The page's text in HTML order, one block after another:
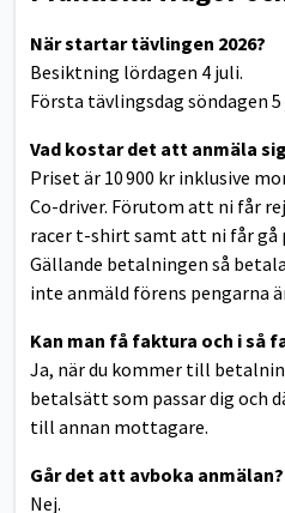
När startar tävlingen 2026?
Besiktning lördagen 4 juli.
Första tävlingsdag söndagen 5
Vad kostar det att anmäla
Priset är 10 900 kr inklusive
Co-driver. Förutom att ni får
racer t-shirt samt att ni får
Gällande betalningen så
inte anmäld förens pengarna
Kan man få faktura och i så
Ja, när du kommer till
betalsätt som passar dig och
till annan mottagare.
Går det att avboka anmälan?
Nej.